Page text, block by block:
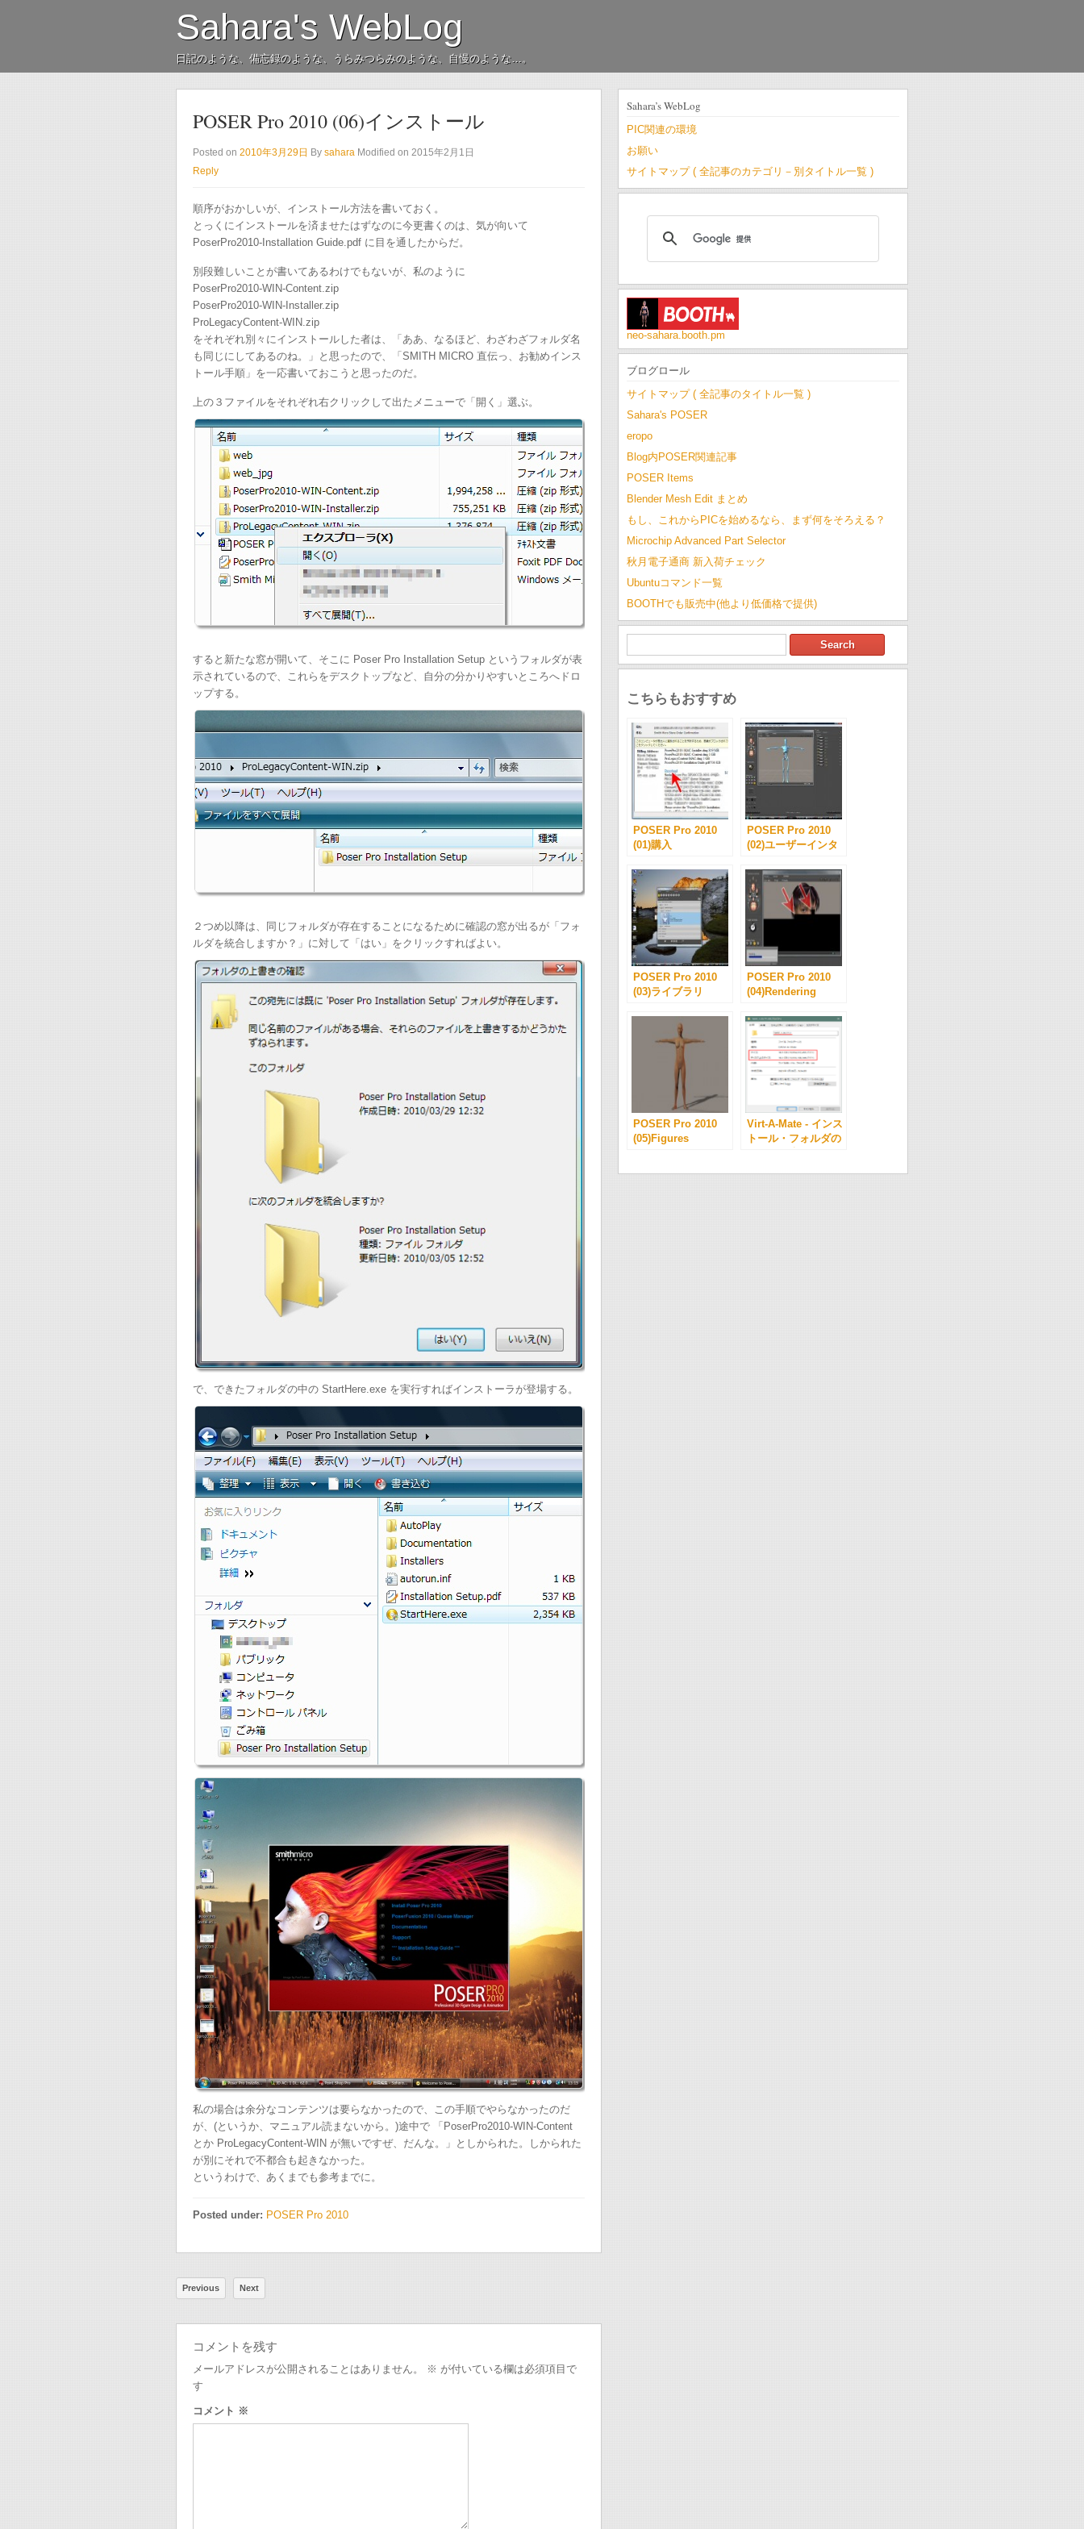
Sahara's WebLog
日記のような、備忘録のような、うらみつらみのような、自慢のような…。
POSER Pro 2010 (06)インストール
Posted on 2010年3月29日 By sahara Modified on 2015年2月1日
Reply
順序がおかしいが、インストール方法を書いておく。
とっくにインストールを済ませたはずなのに今更書くのは、気が向いて
PoserPro2010-Installation Guide.pdf に目を通したからだ。
別段難しいことが書いてあるわけでもないが、私のように
PoserPro2010-WIN-Content.zip
PoserPro2010-WIN-Installer.zip
ProLegacyContent-WIN.zip
をそれぞれ別々にインストールした者は、「ああ、なるほど、わざわざフォルダ名
も同じにしてあるのね。」と思ったので、「SMITH MICRO 直伝っ、お勧めインス
トール手順」を一応書いておこうと思ったのだ。
上の３ファイルをそれぞれ右クリックして出たメニューで「開く」選ぶ。
すると新たな窓が開いて、そこに Poser Pro Installation Setup というフォルダが表
示されているので、これらをデスクトップなど、自分の分かりやすいところへドロ
ップする。
２つめ以降は、同じフォルダが存在することになるために確認の窓が出るが「フォ
ルダを統合しますか？」に対して「はい」をクリックすればよい。
で、できたフォルダの中の StartHere.exe を実行すればインストーラが登場する。
私の場合は余分なコンテンツは要らなかったので、この手順でやらなかったのだ
が、(というか、マニュアル読まないから。)途中で 「PoserPro2010-WIN-Content
とか ProLegacyContent-WIN が無いですぜ、だんな。」としかられた。しかられた
が別にそれで不都合も起きなかった。
というわけで、あくまでも参考までに。
Posted under: POSER Pro 2010
Previous Next
コメントを残す
メールアドレスが公開されることはありません。 ※ が付いている欄は必須項目で
す
コメント ※
Sahara’s WebLog
PIC関連の環境
お願い
サイトマップ ( 全記事のカテゴリ－別タイトル一覧 )
neo-sahara.booth.pm
ブログロール
サイトマップ ( 全記事のタイトル一覧 )
Sahara's POSER
eropo
Blog内POSER関連記事
POSER Items
Blender Mesh Edit まとめ
もし、これからPICを始めるなら、まず何をそろえる？
Microchip Advanced Part Selector
秋月電子通商 新入荷チェック
Ubuntuコマンド一覧
BOOTHでも販売中(他より低価格で提供)
こちらもおすすめ
POSER Pro 2010
(01)購入
POSER Pro 2010
(02)ユーザーインタ
POSER Pro 2010
(03)ライブラリ
POSER Pro 2010
(04)Rendering
POSER Pro 2010
(05)Figures
Virt-A-Mate - インス
トール・フォルダの